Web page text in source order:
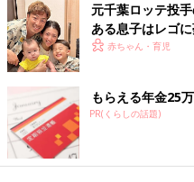
元千葉ロッテ投
ある息子はレゴ
目で見られること
赤ちゃん・育児
もらえる年金25
PR(くらしの話題)